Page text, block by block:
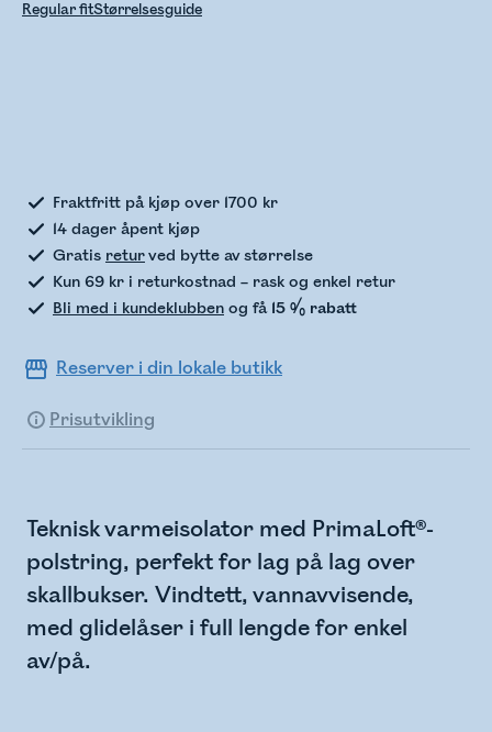
Regular fitStørrelsesguide
Fraktfritt på kjøp over 1700 kr
14 dager åpent kjøp
Gratis returved bytte av størrelse
Kun 69 kr i returkostnad – rask og enkel retur
Bli med i kundeklubben og få 15 % rabatt
Reserver i din lokale butikk
Prisutvikling
Teknisk varmeisolator med PrimaLoft®-
polstring, perfekt for lag på lag over
skallbukser. Vindtett, vannavvisende,
med glidelåser i full lengde for enkel
av/på.